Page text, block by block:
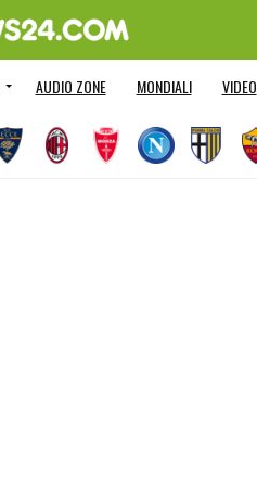
AUDIO ZONE MONDIALI VIDEO